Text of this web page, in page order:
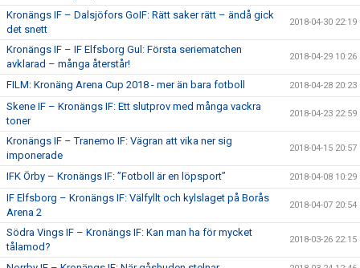
Kronängs IF – Dalsjöfors GoIF: Rätt saker rätt – ändå gick
det snett
2018-04-30 22:19
Kronängs IF – IF Elfsborg Gul: Första seriematchen
avklarad – många återstår!
2018-04-29 10:26
FILM: Kronäng Arena Cup 2018 - mer än bara fotboll 2018-04-28 20:23
Skene IF – Kronängs IF: Ett slutprov med många vackra
toner
2018-04-23 22:59
Kronängs IF – Tranemo IF: Vägran att vika ner sig
imponerade
2018-04-15 20:57
IFK Örby – Kronängs IF: ”Fotboll är en löpsport” 2018-04-08 10:29
IF Elfsborg – Kronängs IF: Välfyllt och kylslaget på Borås
Arena 2
2018-04-07 20:54
Södra Vings IF – Kronängs IF: Kan man ha för mycket
tålamod?
2018-03-26 22:15